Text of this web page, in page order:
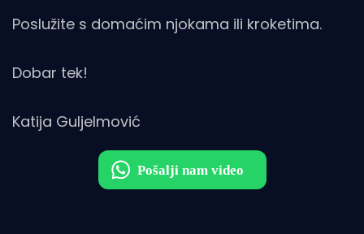
Poslužite s domaćim njokama ili kroketima.
Dobar tek!
Katija Guljelmović